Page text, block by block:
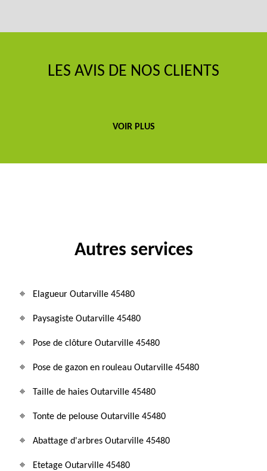
LES AVIS DE NOS CLIENTS
VOIR PLUS
Autres services
Elagueur Outarville 45480
Paysagiste Outarville 45480
Pose de clôture Outarville 45480
Pose de gazon en rouleau Outarville 45480
Taille de haies Outarville 45480
Tonte de pelouse Outarville 45480
Abattage d'arbres Outarville 45480
Etetage Outarville 45480